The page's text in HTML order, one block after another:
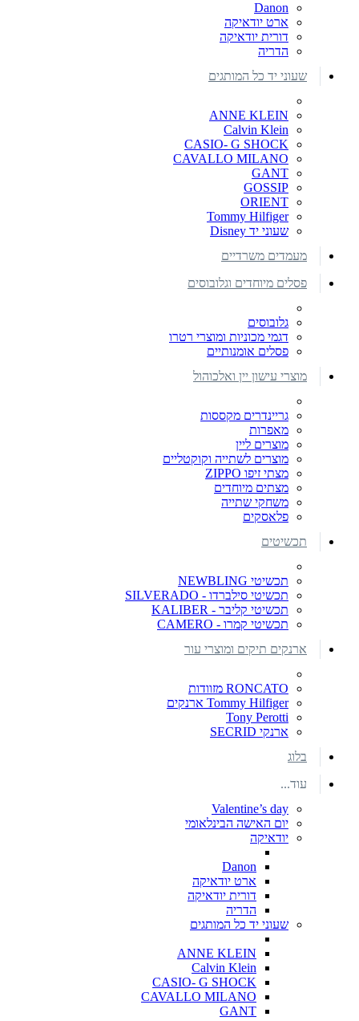
Danon
ארט יודאיקה
דורית יודאיקה
הדריה
שעוני יד כל המותגים
ANNE KLEIN
Calvin Klein
CASIO- G SHOCK
CAVALLO MILANO
GANT
GOSSIP
ORIENT
Tommy Hilfiger
שעוני יד Disney
מעמדים משרדיים
פסלים מיוחדים וגלובוסים
גלובוסים
דגמי מכוניות ומוצרי רטרו
פסלים אומנותיים
מוצרי עישון יין ואלכוהול
גריינדרים מקססות
מאפרות
מוצרים ליין
מוצרים לשתייה וקוקטליים
מצתי זיפו ZIPPO
מצתים מיוחדים
משחקי שתייה
פלאסקים
תכשיטים
תכשיטי NEWBLING
תכשיטי סילברדו - SILVERADO
תכשיטי קליבר - KALIBER
תכשיטי קמרו - CAMERO
ארנקים תיקים ומוצרי עור
RONCATO מזוודות
Tommy Hilfiger ארנקים
Tony Perotti
ארנקי SECRID
בלוג
עוד...
Valentine’s day
יום האישה הבינלאומי
יודאיקה
Danon
ארט יודאיקה
דורית יודאיקה
הדריה
שעוני יד כל המותגים
ANNE KLEIN
Calvin Klein
CASIO- G SHOCK
CAVALLO MILANO
GANT